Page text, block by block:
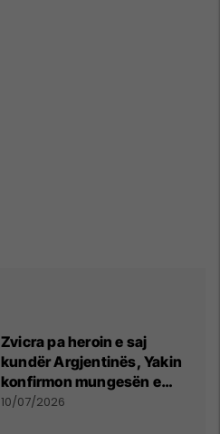
Zvicra pa heroin e saj
kundër Argjentinës, Yakin
konfirmon mungesën e
madhe
10/07/2026